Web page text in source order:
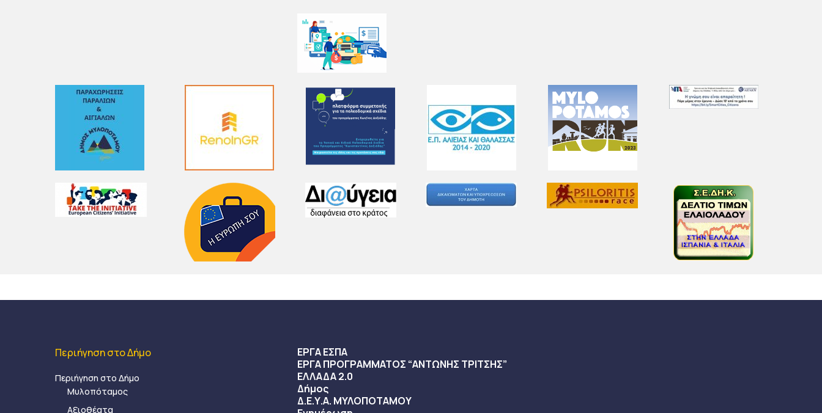
Περιήγηση στο Δήμο
Περιήγηση στο Δήμο
Μυλοπόταμος
Αξιοθέατα
ΕΡΓΑ ΕΣΠΑ
ΕΡΓΑ ΠΡΟΓΡΑΜΜΑΤΟΣ “ΑΝΤΩΝΗΣ ΤΡΙΤΣΗΣ”
ΕΛΛΑΔΑ 2.0
Δήμος
Δ.Ε.Υ.Α. ΜΥΛΟΠΟΤΑΜΟΥ